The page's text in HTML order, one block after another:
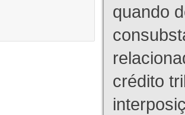
quando
crédito